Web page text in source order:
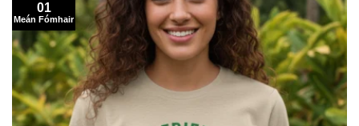
01
Meán Fómhair